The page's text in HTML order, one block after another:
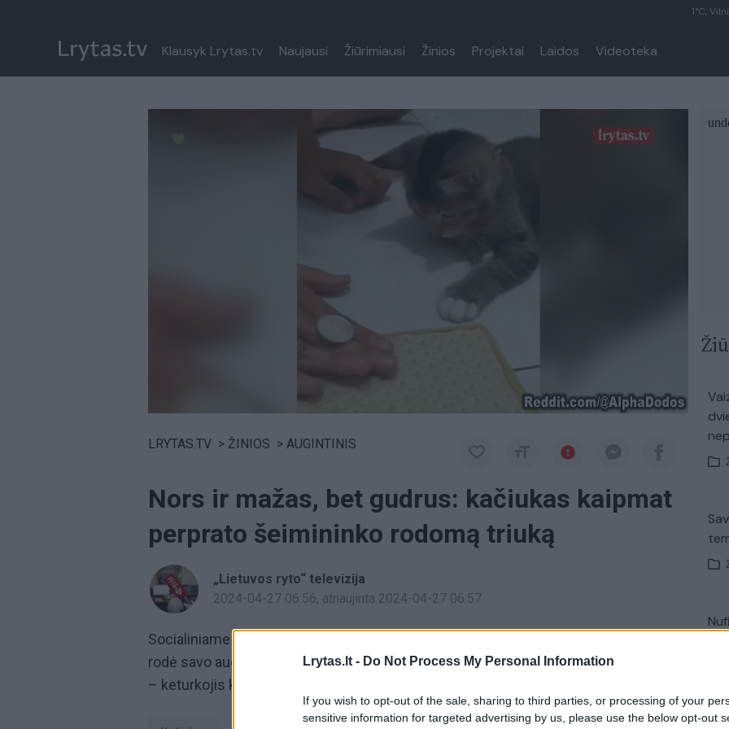
Lrytas.lt - Do Not Process My Personal Information
If you wish to opt-out of the sale, sharing to third parties, or processing of your
sensitive information for targeted advertising by us, please use the below opt-out
1°C,
Klausyk Lrytas.tv Naujausi Žiūrimiausi Žinios Projektai Laidos Videoteka
LRYTAS.TV > ŽINIOS > AUGINTINIS
Nors ir mažas, bet gudrus: kačiukas kaipmat
perprato šeimininko rodomą triuką
„Lietuvos ryto“ televizija
2024-04-27 06:56, atnaujinta 2024-04-27 06:57
Socialiniame tinkle „Reddit“ vartotojas pasidalijo mielu vaizdeliu. Jame šeimininkas
rodė savo augintiniui triuką. Vis dėlto, kačiukuitriukasnepasirodė toks stebuklingas
– keturkojis kaipmat perprato, kaip jį atlikti ir tai pademonstravo šeimininkui.